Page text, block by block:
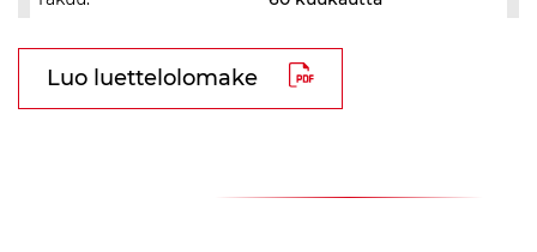
Luo luettelolomake